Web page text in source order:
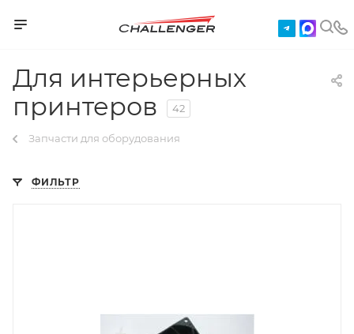
Для интерьерных
принтеров
42
Запчасти для оборудования
ФИЛЬТР